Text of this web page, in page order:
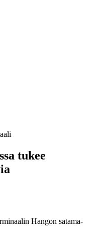
tukee
Hangon satama-